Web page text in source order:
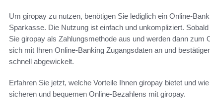
Um giropay zu nutzen, benötigen Sie lediglich ein Online-
Sparkasse. Die Nutzung ist einfach und unkompliziert.
Sie giropay als Zahlungsmethode aus und werden dann
sich mit Ihren Online-Banking Zugangsdaten an und
schnell abgewickelt.
Erfahren Sie jetzt, welche Vorteile Ihnen giropay bietet und
sicheren und bequemen Online-Bezahlens mit giropay.